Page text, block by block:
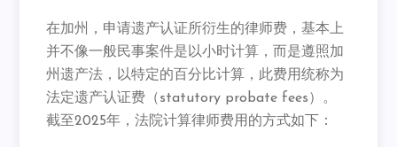
在加州，申请遗产认证所衍生的律师费，基本上
并不像一般民事案件是以小时计算，而是遵照加
州遗产法， 以特定的百分比计算，此费用统称为
法定遗产认证费（ statutory probate fees）。
截至2025年，法院计算律师费用的方式如下：